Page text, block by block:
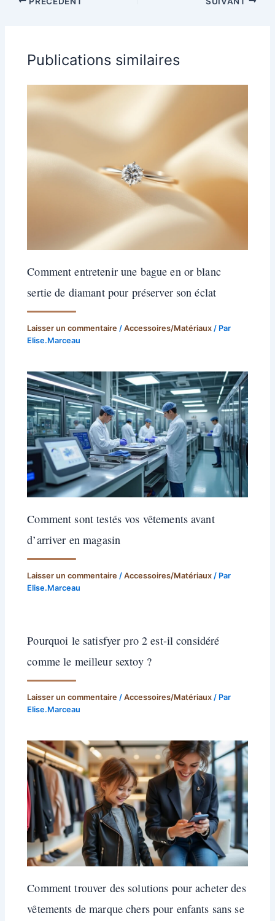
Publications similaires
Comment entretenir une bague en or blanc
sertie de diamant pour préserver son éclat
Laisser un commentaire /Accessoires/Matériaux / Par
Elise.Marceau
Comment sont testés vos vêtements avant
d’arriver en magasin
Laisser un commentaire /Accessoires/Matériaux / Par
Elise.Marceau
Pourquoi le satisfyer pro 2 est-il considéré
comme le meilleur sextoy ?
Laisser un commentaire /Accessoires/Matériaux / Par
Elise.Marceau
Comment trouver des solutions pour acheter des
vêtements de marque chers pour enfants sans se